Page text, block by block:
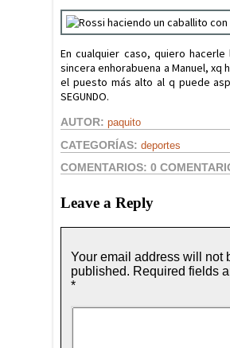
En cualquier caso, quiero hacerle
sincera enhorabuena a Manuel, xq
el puesto más alto al q puede
SEGUNDO.
AUTOR: paquito
CATEGORÍAS: deportes
COMENTARIOS:0
Leave a Reply
Your email address will not
published. Required fields
*